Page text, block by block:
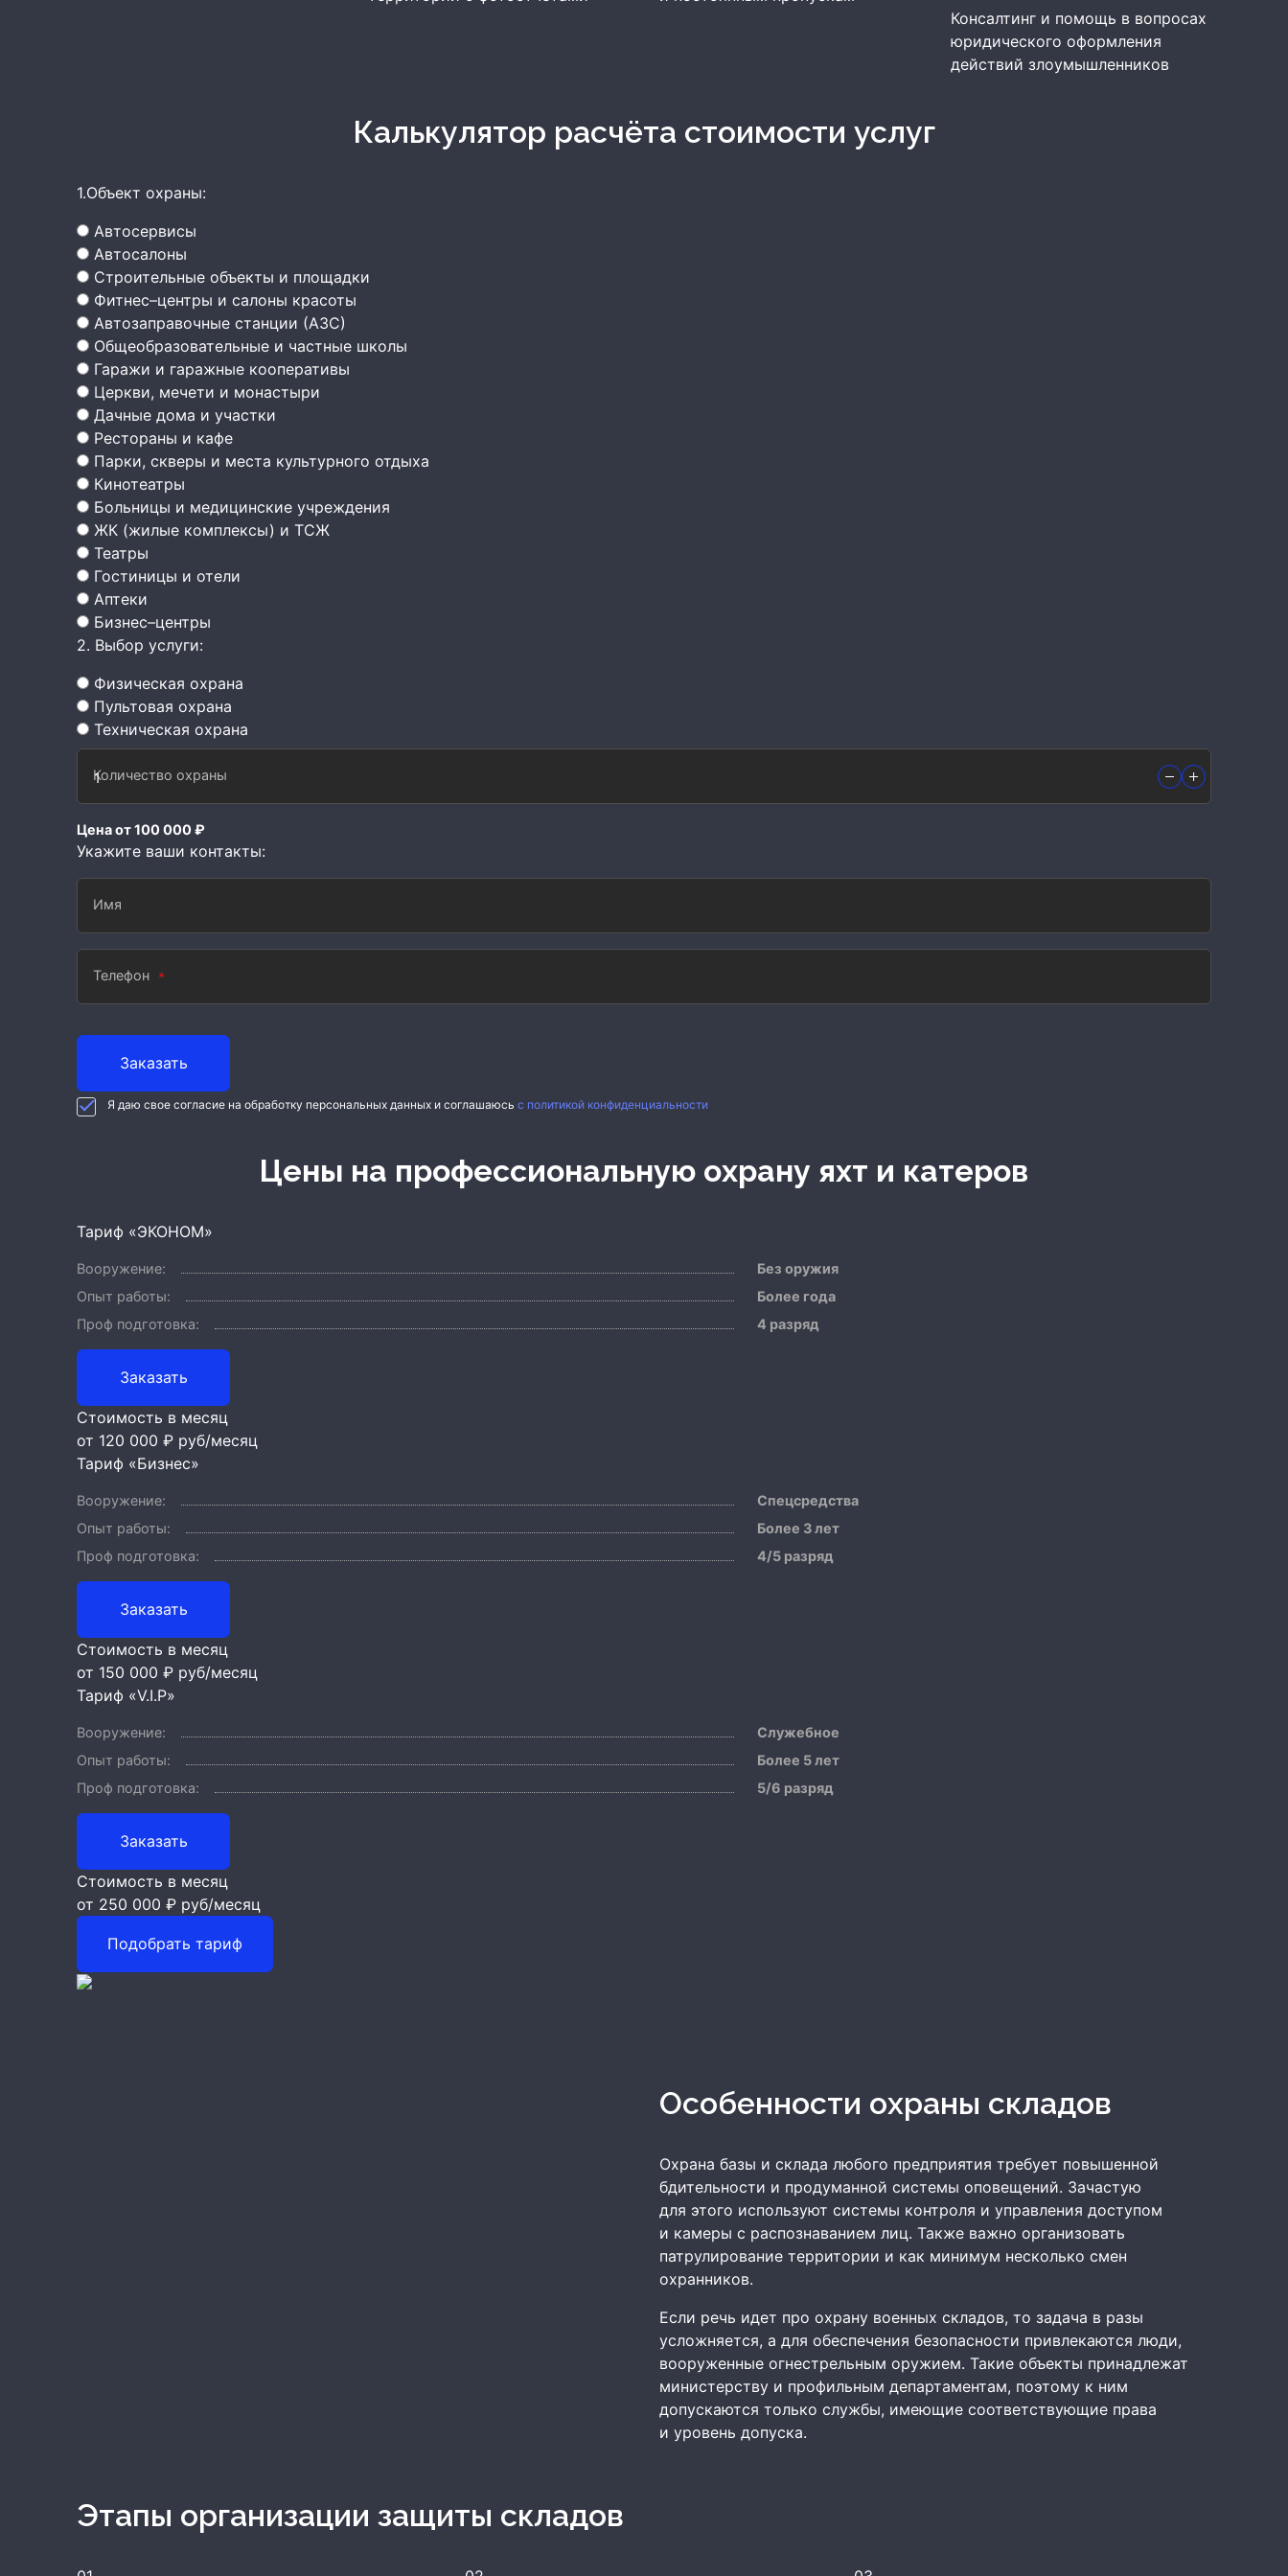
Консалтинг и помощь в вопросах
юридического оформления
действий злоумышленников
Калькулятор расчёта стоимости услуг
1.Объект охраны:
Автосервисы
Автосалоны
Строительные объекты и площадки
Фитнес–центры и салоны красоты
Автозаправочные станции (АЗС)
Общеобразовательные и частные школы
Гаражи и гаражные кооперативы
Церкви, мечети и монастыри
Дачные дома и участки
Рестораны и кафе
Парки, скверы и места культурного отдыха
Кинотеатры
Больницы и медицинские учреждения
ЖК (жилые комплексы) и ТСЖ
Театры
Гостиницы и отели
Аптеки
Бизнес–центры
2. Выбор услуги:
Физическая охрана
Пультовая охрана
Техническая охрана
Количество охраны
Цена от 100 000 ₽
Укажите ваши контакты:
Имя
Телефон
Заказать
Я даю свое согласие на обработку персональных данных и соглашаюсь с политикой конфиденциальности
Цены на профессиональную охрану яхт и катеров
Тариф «ЭКОНОМ»
Вооружение:
Без оружия
Опыт работы:
Более года
Проф подготовка:
4 разряд
Заказать
Стоимость в месяц
от 120 000 ₽ руб/месяц
Тариф «Бизнес»
Вооружение:
Спецсредства
Опыт работы:
Более 3 лет
Проф подготовка:
4/5 разряд
Заказать
Стоимость в месяц
от 150 000 ₽ руб/месяц
Тариф «V.I.P»
Вооружение:
Служебное
Опыт работы:
Более 5 лет
Проф подготовка:
5/6 разряд
Заказать
Стоимость в месяц
от 250 000 ₽ руб/месяц
Подобрать тариф
Особенности охраны складов
Охрана базы и склада любого предприятия требует повышенной
бдительности и продуманной системы оповещений. Зачастую
для этого используют системы контроля и управления доступом
и камеры с распознаванием лиц. Также важно организовать
патрулирование территории и как минимум несколько смен
охранников.
Если речь идет про охрану военных складов, то задача в разы
усложняется, а для обеспечения безопасности привлекаются люди,
вооруженные огнестрельным оружием. Такие объекты принадлежат
министерству и профильным департаментам, поэтому к ним
допускаются только службы, имеющие соответствующие права
и уровень допуска.
Этапы организации защиты складов